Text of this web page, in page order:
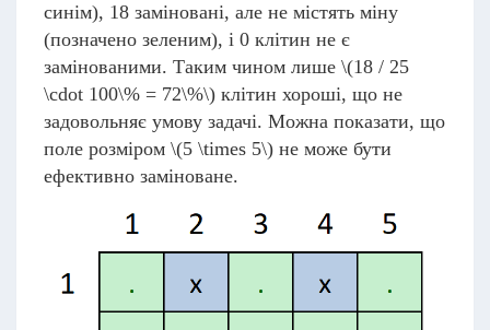
синім), 18 заміновані, але не містять міну
(позначено зеленим), і 0 клітин не є
замінованими. Таким чином лише \(18 / 25
\cdot 100\% = 72\%\) клітин хороші, що не
задовольняє умову задачі. Можна показати, що
поле розміром \(5 \times 5\) не може бути
ефективно заміноване.